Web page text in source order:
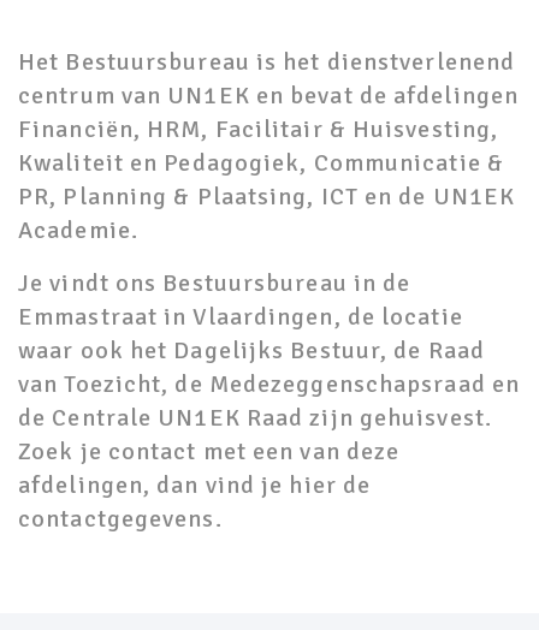
Het Bestuursbureau is het dienstverlenend
centrum van UN1EK en bevat de afdelingen
Financiën, HRM, Facilitair & Huisvesting,
Kwaliteit en Pedagogiek, Communicatie &
PR, Planning & Plaatsing, ICT en de UN1EK
Academie.
Je vindt ons Bestuursbureau in de
Emmastraat in Vlaardingen, de locatie
waar ook het Dagelijks Bestuur, de Raad
van Toezicht, de Medezeggenschapsraad en
de Centrale UN1EK Raad zijn gehuisvest.
Zoek je contact met een van deze
afdelingen, dan vind je hier de
contactgegevens.